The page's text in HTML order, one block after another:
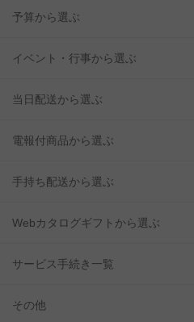
予算から選ぶ
イベント・行事から選ぶ
当日配送から選ぶ
電報付商品から選ぶ
手持ち配送から選ぶ
Webカタログギフトから選ぶ
サービス手続き一覧
その他